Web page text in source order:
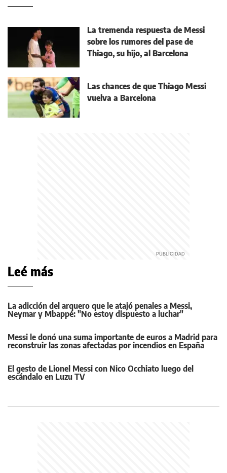
La tremenda respuesta de Messi
sobre los rumores del pase de
Thiago, su hijo, al Barcelona
Las chances de que Thiago Messi
vuelva a Barcelona
Leé más
La adicción del arquero que le atajó penales a Messi,
Neymar y Mbappé: "No estoy dispuesto a luchar"
Messi le donó una suma importante de euros a Madrid para
reconstruir las zonas afectadas por incendios en España
El gesto de Lionel Messi con Nico Occhiato luego del
escándalo en Luzu TV